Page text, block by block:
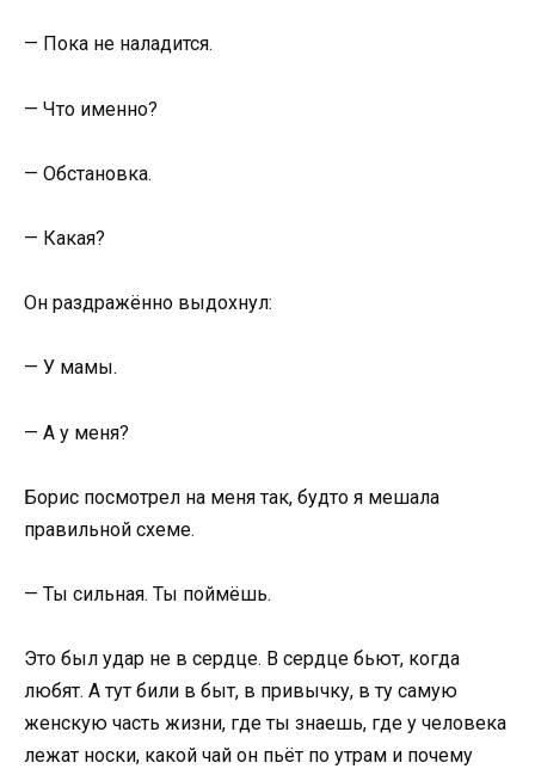
— Пока не наладится.
— Что именно?
— Обстановка.
— Какая?
Он раздражённо выдохнул:
— У мамы.
— А у меня?
Борис посмотрел на меня так, будто я мешала
правильной схеме.
— Ты сильная. Ты поймёшь.
Это был удар не в сердце. В сердце бьют, когда
любят. А тут били в быт, в привычку, в ту самую
женскую часть жизни, где ты знаешь, где у человека
лежат носки, какой чай он пьёт по утрам и почему